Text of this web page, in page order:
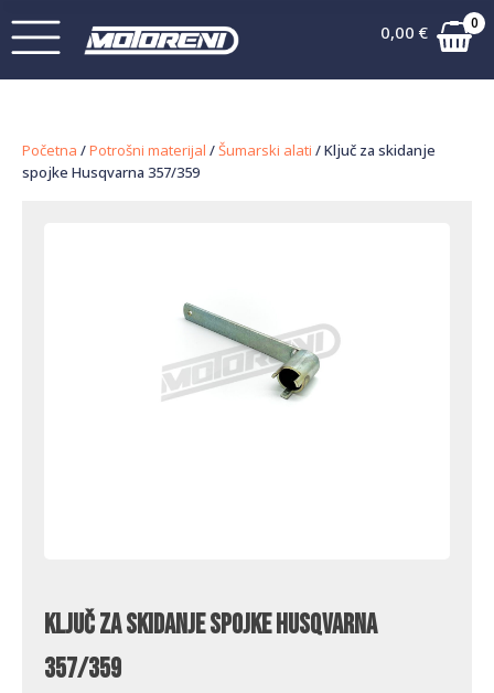
0,00 € 0
Početna /Potrošni materijal /Šumarski alati / Ključ za skidanje
spojke Husqvarna 357/359
Ključ za skidanje spojke Husqvarna
357/359